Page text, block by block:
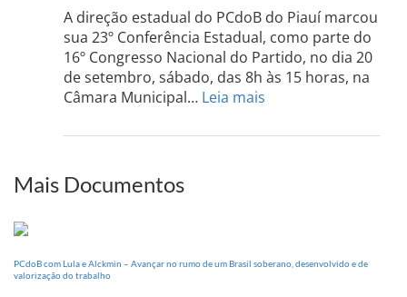
do
Sul
dia
A direção estadual do PCdoB do Piauí marcou
sua 23º Conferência Estadual, como parte do
16º Congresso Nacional do Partido, no dia 20
de setembro, sábado, das 8h às 15 horas, na
Câmara Municipal… Leia mais
PI
Mais Documentos
PCdoB com Lula e Alckmin – Avançar no rumo de um Brasil soberano, desenvolvido e de
valorização do trabalho